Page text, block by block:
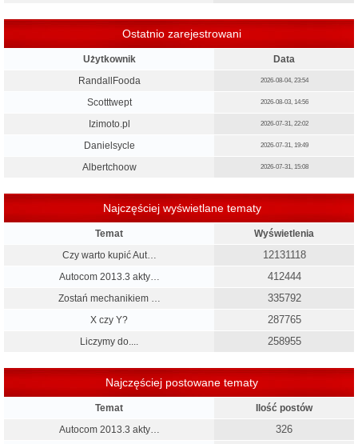
Ostatnio zarejestrowani
Użytkownik
Data
RandallFooda
2026-08-04, 23:54
Scotttwept 2026-08-03, 14:56
Izimoto.pl 2026-07-31, 22:02
Danielsycle 2026-07-31, 19:49
Albertchoow 2026-07-31, 15:08
Najczęściej wyświetlane tematy
Temat
Wyświetlenia
Czy warto kupić Aut…
12131118
Autocom 2013.3 akty… 412444
Zostań mechanikiem … 335792
X czy Y? 287765
Liczymy do.... 258955
Najczęściej postowane tematy
Temat
Ilość postów
Autocom 2013.3 akty…
326